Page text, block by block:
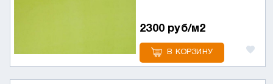
2300 руб/м2
В КОРЗИНУ